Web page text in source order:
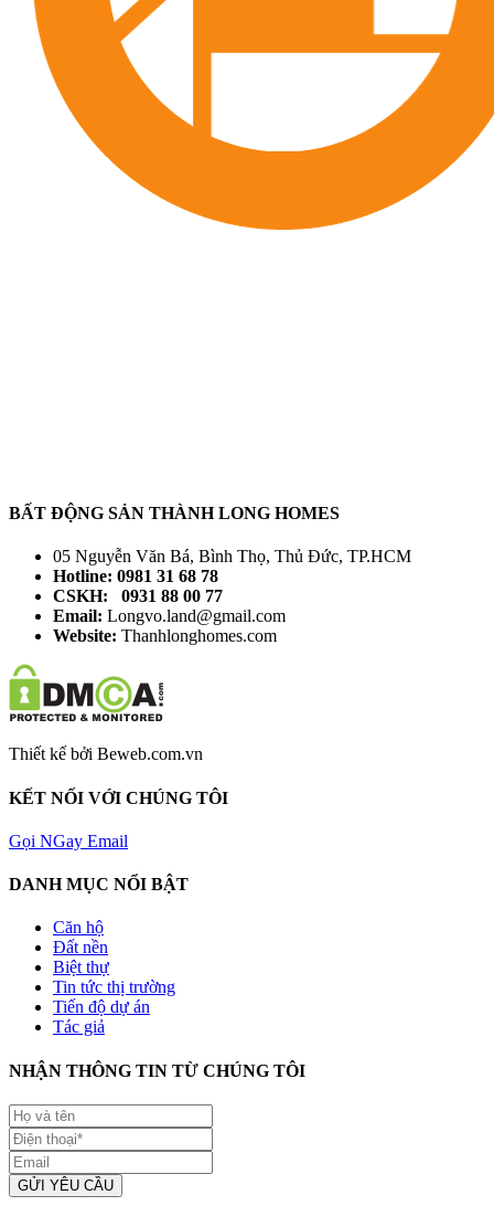
BẤT ĐỘNG SẢN THÀNH LONG HOMES
05 Nguyễn Văn Bá, Bình Thọ, Thủ Đức, TP.HCM
Hotline: 0981 31 68 78
CSKH: 0931 88 00 77
Email: Longvo.land@gmail.com
Website: Thanhlonghomes.com
Thiết kế bởi Beweb.com.vn
KẾT NỐI VỚI CHÚNG TÔI
Gọi NGay Email
DANH MỤC NỔI BẬT
Căn hộ
Đất nền
Biệt thự
Tin tức thị trường
Tiến độ dự án
Tác giả
NHẬN THÔNG TIN TỪ CHÚNG TÔI
GỬI YÊU CẦU